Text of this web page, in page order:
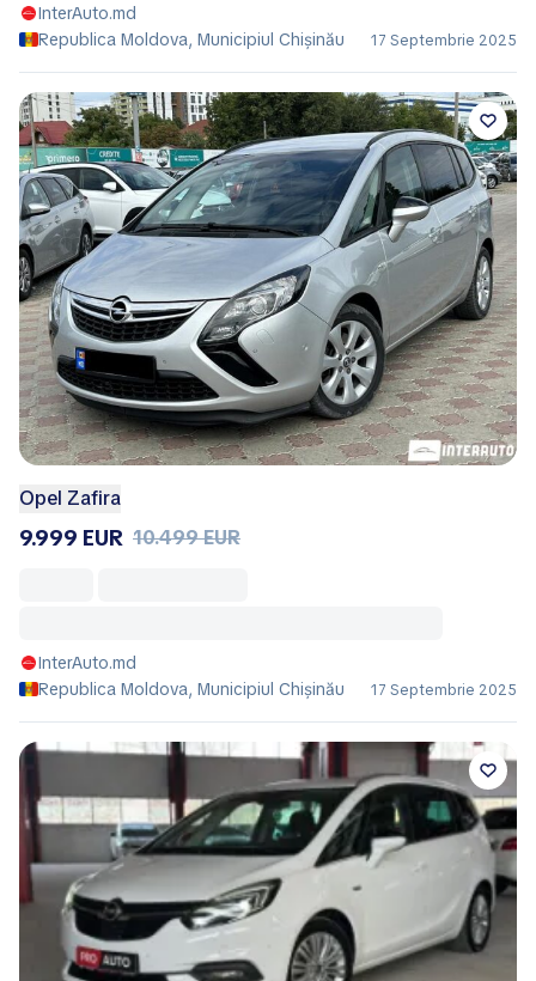
InterAuto.md
Republica Moldova, Municipiul Chișinău
17 Septembrie 2025
Opel Zafira
9.999 EUR 10.499 EUR
InterAuto.md
Republica Moldova, Municipiul Chișinău
17 Septembrie 2025